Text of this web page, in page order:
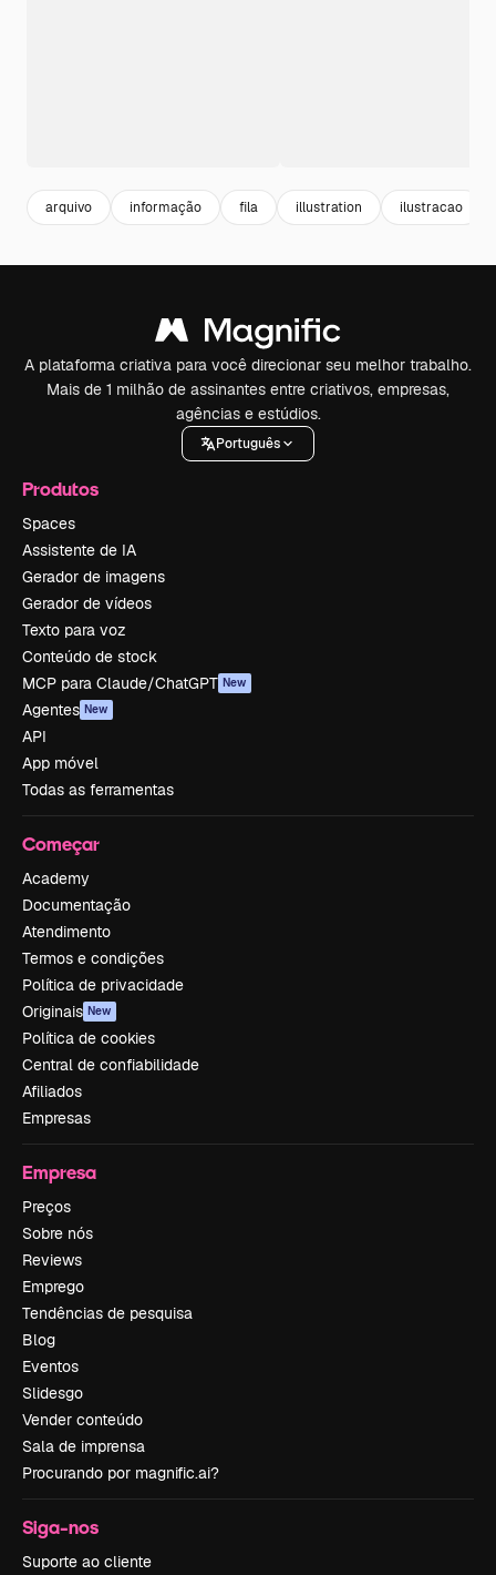
arquivo informação fila illustration ilustracao
A plataforma criativa para você direcionar seu melhor trabalho.
Mais de 1 milhão de assinantes entre criativos, empresas,
agências e estúdios.
Português
Produtos
Spaces
Assistente de IA
Gerador de imagens
Gerador de vídeos
Texto para voz
Conteúdo de stock
MCP para Claude/ChatGPT New
Agentes New
API
App móvel
Todas as ferramentas
Começar
Academy
Documentação
Atendimento
Termos e condições
Política de privacidade
Originais New
Política de cookies
Central de confiabilidade
Afiliados
Empresas
Empresa
Preços
Sobre nós
Reviews
Emprego
Tendências de pesquisa
Blog
Eventos
Slidesgo
Vender conteúdo
Sala de imprensa
Procurando por magnific.ai?
Siga-nos
Suporte ao cliente